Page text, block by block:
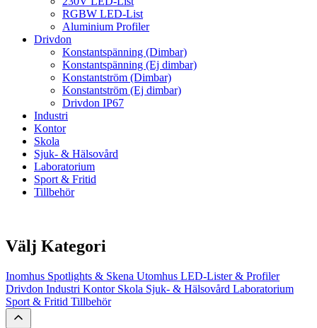
RGBW LED-List
Aluminium Profiler
Drivdon
Konstantspänning (Dimbar)
Konstantspänning (Ej dimbar)
Konstantström (Dimbar)
Konstantström (Ej dimbar)
Drivdon IP67
Industri
Kontor
Skola
Sjuk- & Hälsovård
Laboratorium
Sport & Fritid
Tillbehör
Välj Kategori
Inomhus Spotlights & Skena Utomhus LED-Lister & Profiler
Drivdon Industri Kontor Skola Sjuk- & Hälsovård Laboratorium
Sport & Fritid Tillbehör